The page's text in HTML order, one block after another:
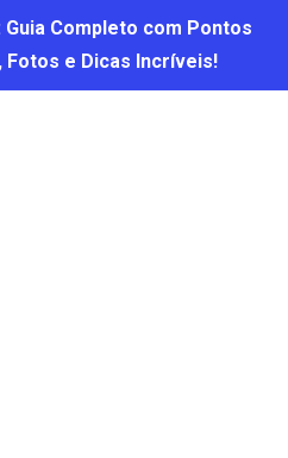
Guia Completo com Pontos
e Dicas Incríveis!